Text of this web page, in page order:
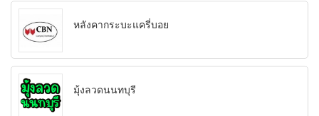
หลังคากระบะแครี่บอย
มุ้งลวดนนทบุรี